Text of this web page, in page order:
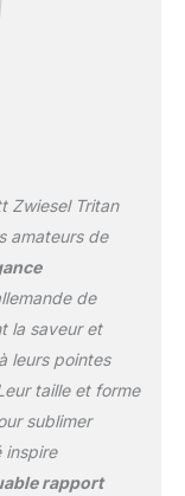
;
conique du
votre verre
au lave-
pas, ne se
pas pendant
de vie du
en
Zwiesel Tritan
amateurs de
de
la saveur et
leurs pointes
taille et forme
sublimer
inspire
rapport